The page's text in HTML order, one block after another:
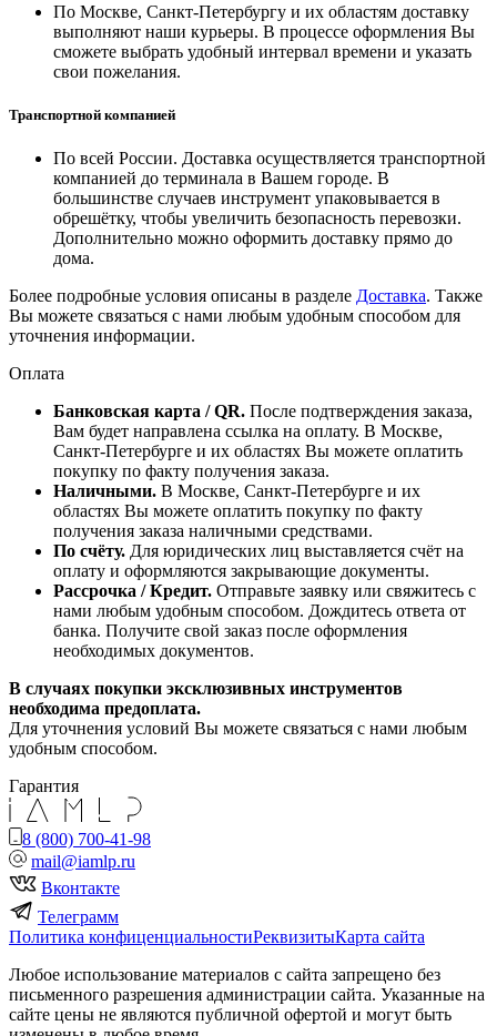
По Москве, Санкт-Петербургу и их областям доставку
выполняют наши курьеры. В процессе оформления Вы
сможете выбрать удобный интервал времени и указать
свои пожелания.
Транспортной компанией
По всей России. Доставка осуществляется транспортной
компанией до терминала в Вашем городе. В
большинстве случаев инструмент упаковывается в
обрешётку, чтобы увеличить безопасность перевозки.
Дополнительно можно оформить доставку прямо до
дома.
Более подробные условия описаны в разделе Доставка. Также
Вы можете связаться с нами любым удобным способом для
уточнения информации.
Оплата
Банковская карта / QR. После подтверждения заказа,
Вам будет направлена ссылка на оплату. В Москве,
Санкт-Петербурге и их областях Вы можете оплатить
покупку по факту получения заказа.
Наличными. В Москве, Санкт-Петербурге и их
областях Вы можете оплатить покупку по факту
получения заказа наличными средствами.
По счёту. Для юридических лиц выставляется счёт на
оплату и оформляются закрывающие документы.
Рассрочка / Кредит. Отправьте заявку или свяжитесь с
нами любым удобным способом. Дождитесь ответа от
банка. Получите свой заказ после оформления
необходимых документов.
В случаях покупки эксклюзивных инструментов
необходима предоплата.
Для уточнения условий Вы можете связаться с нами любым
удобным способом.
Гарантия
8 (800) 700-41-98
mail@iamlp.ru
Вконтакте
Телеграмм
Политика конфиценциальностиРеквизитыКарта сайта
Любое использование материалов с сайта запрещено без
письменного разрешения администрации сайта. Указанные на
сайте цены не являются публичной офертой и могут быть